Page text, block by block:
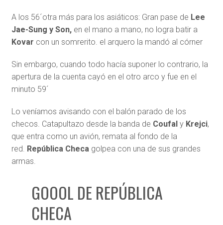
A los 56´otra más para los asiáticos: Gran pase de Lee
Jae-Sung y Son, en el mano a mano, no logra batir a
Kovar con un somrerito. el arquero la mandó al córner
Sin embargo, cuando todo hacía suponer lo contrario, la
apertura de la cuenta cayó en el otro arco y fue en el
minuto 59´
Lo veníamos avisando con el balón parado de los
checos. Catapultazo desde la banda de Coufal y Krejci,
que entra como un avión, remata al fondo de la
red. República Checa golpea con una de sus grandes
armas.
GOOOL DE REPÚBLICA
CHECA